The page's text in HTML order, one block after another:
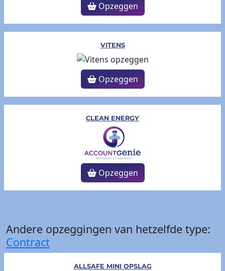
Opzeggen
VITENS
Opzeggen
CLEAN ENERGY
Opzeggen
Andere opzeggingen van hetzelfde type:
Contract
ALLSAFE MINI OPSLAG